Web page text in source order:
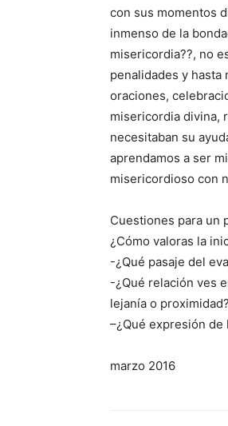
con sus momentos
inmenso de la
misericordia??, no
penalidades y
oraciones,
misericordia divina,
necesitaban su
aprendamos a ser
misericordioso con
Cuestiones para un
¿Cómo valoras la
-¿Qué pasaje del
-¿Qué relación ves
lejanía o proximidad?
–¿Qué expresión
marzo 2016